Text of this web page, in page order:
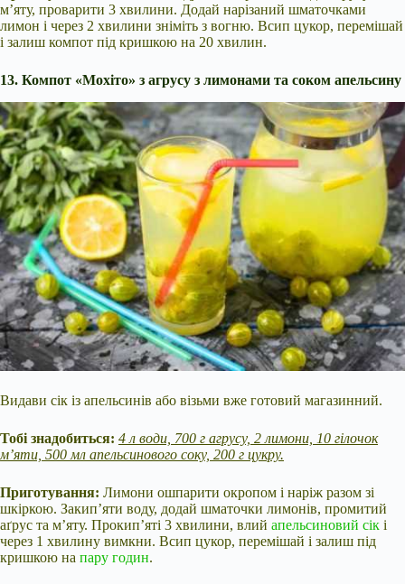
м’яту, проварити 3 хвилини. Додай нарізаний шматочками
лимон і через 2 хвилини зніміть з вогню. Всип цукор, перемішай
і залиш компот під кришкою на 20 хвилин.
13. Компот «Мохіто» з агрусу з лимонами та соком апельсину
Видави сік із апельсинів або візьми вже готовий магазинний.
Тобі знадобиться: 4 л води, 700 г агрусу, 2 лимони, 10 гілочок
м’яти, 500 мл апельсинового соку, 200 г цукру.
Приготування: Лимони ошпарити окропом і наріж разом зі
шкіркою. Закип’яти воду, додай шматочки лимонів, промитий
аґрус та м’яту. Прокип’яті 3 хвилини, влий апельсиновий сік і
через 1 хвилину вимкни. Всип цукор, перемішай і залиш під
кришкою на пару годин.